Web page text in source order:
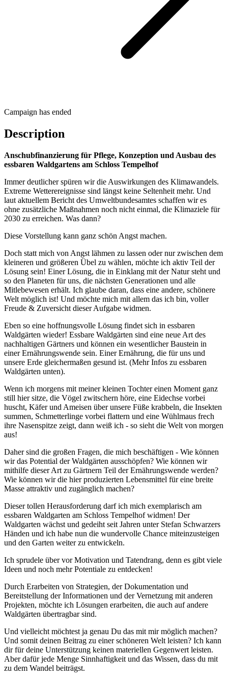
Campaign has ended
Description
Anschubfinanzierung für Pflege, Konzeption und Ausbau des
essbaren Waldgartens am Schloss Tempelhof
Immer deutlicher spüren wir die Auswirkungen des Klimawandels.
Extreme Wetterereignisse sind längst keine Seltenheit mehr. Und
laut aktuellem Bericht des Umweltbundesamtes schaffen wir es
ohne zusätzliche Maßnahmen noch nicht einmal, die Klimaziele für
2030 zu erreichen. Was dann?
Diese Vorstellung kann ganz schön Angst machen.
Doch statt mich von Angst lähmen zu lassen oder nur zwischen dem
kleineren und größeren Übel zu wählen, möchte ich aktiv Teil der
Lösung sein! Einer Lösung, die in Einklang mit der Natur steht und
so den Planeten für uns, die nächsten Generationen und alle
Mitlebewesen erhält. Ich glaube daran, dass eine andere, schönere
Welt möglich ist! Und möchte mich mit allem das ich bin, voller
Freude & Zuversicht dieser Aufgabe widmen.
Eben so eine hoffnungsvolle Lösung findet sich in essbaren
Waldgärten wieder! Essbare Waldgärten sind eine neue Art des
nachhaltigen Gärtners und können ein wesentlicher Baustein in
einer Ernährungswende sein. Einer Ernährung, die für uns und
unsere Erde gleichermaßen gesund ist. (Mehr Infos zu essbaren
Waldgärten unten).
Wenn ich morgens mit meiner kleinen Tochter einen Moment ganz
still hier sitze, die Vögel zwitschern höre, eine Eidechse vorbei
huscht, Käfer und Ameisen über unsere Füße krabbeln, die Insekten
summen, Schmetterlinge vorbei flattern und eine Wühlmaus frech
ihre Nasenspitze zeigt, dann weiß ich - so sieht die Welt von morgen
aus!
Daher sind die großen Fragen, die mich beschäftigen - Wie können
wir das Potential der Waldgärten ausschöpfen? Wie können wir
mithilfe dieser Art zu Gärtnern Teil der Ernährungswende werden?
Wie können wir die hier produzierten Lebensmittel für eine breite
Masse attraktiv und zugänglich machen?
Dieser tollen Herausforderung darf ich mich exemplarisch am
essbaren Waldgarten am Schloss Tempelhof widmen! Der
Waldgarten wächst und gedeiht seit Jahren unter Stefan Schwarzers
Händen und ich habe nun die wundervolle Chance miteinzusteigen
und den Garten weiter zu entwickeln.
Ich sprudele über vor Motivation und Tatendrang, denn es gibt viele
Ideen und noch mehr Potentiale zu entdecken!
Durch Erarbeiten von Strategien, der Dokumentation und
Bereitstellung der Informationen und der Vernetzung mit anderen
Projekten, möchte ich Lösungen erarbeiten, die auch auf andere
Waldgärten übertragbar sind.
Und vielleicht möchtest ja genau Du das mit mir möglich machen?
Und somit deinen Beitrag zu einer schöneren Welt leisten? Ich kann
dir für deine Unterstützung keinen materiellen Gegenwert leisten.
Aber dafür jede Menge Sinnhaftigkeit und das Wissen, dass du mit
zu dem Wandel beiträgst.